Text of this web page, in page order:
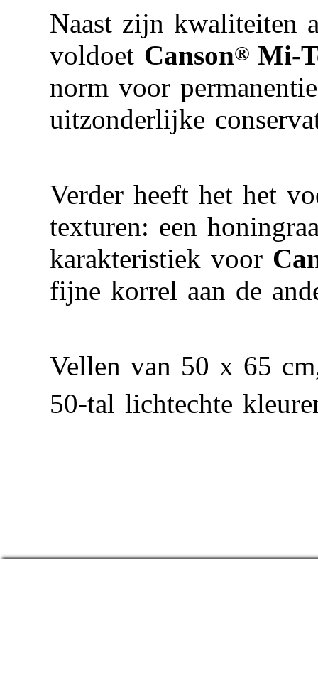
Naast zijn kwaliteiten
voldoet Canson® Mi-
norm voor
uitzonderlijke
Verder heeft het het
texturen: een
karakteristiek voor
fijne korrel aan de
Vellen van 50 x 65
50-tal lichtechte